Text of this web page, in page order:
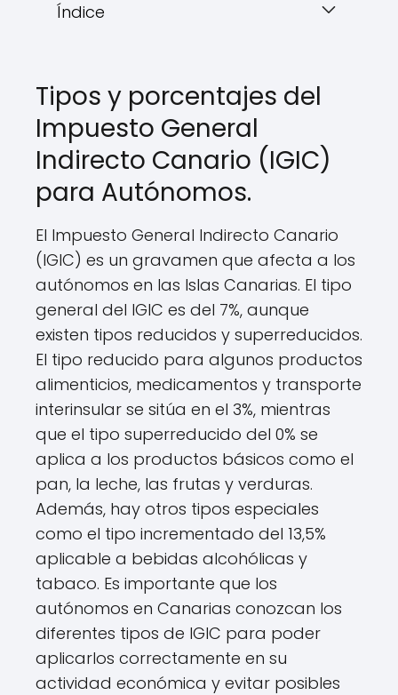
Índice
Tipos y porcentajes del
Impuesto General
Indirecto Canario (IGIC)
para Autónomos.
El Impuesto General Indirecto Canario
(IGIC) es un gravamen que afecta a los
autónomos en las Islas Canarias. El tipo
general del IGIC es del 7%, aunque
existen tipos reducidos y superreducidos.
El tipo reducido para algunos productos
alimenticios, medicamentos y transporte
interinsular se sitúa en el 3%, mientras
que el tipo superreducido del 0% se
aplica a los productos básicos como el
pan, la leche, las frutas y verduras.
Además, hay otros tipos especiales
como el tipo incrementado del 13,5%
aplicable a bebidas alcohólicas y
tabaco. Es importante que los
autónomos en Canarias conozcan los
diferentes tipos de IGIC para poder
aplicarlos correctamente en su
actividad económica y evitar posibles